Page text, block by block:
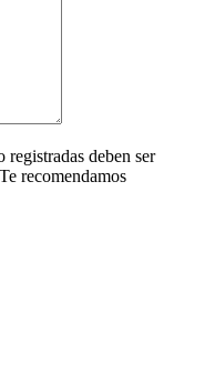
registradas deben ser
recomendamos